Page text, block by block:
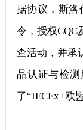
据协议，斯洛
令，授权CQC
查活动，并承
品认证与检
了“IECEx+欧